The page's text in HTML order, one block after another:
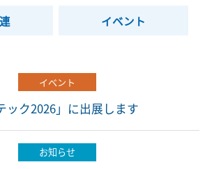
イベント
イベント
ック2026」に出展します
お知らせ